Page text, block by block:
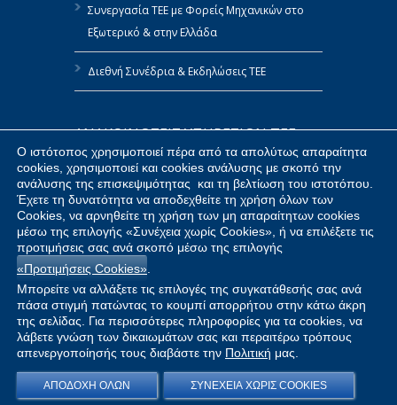
Συνεργασία ΤΕΕ με Φορείς Μηχανικών στο
Εξωτερικό & στην Ελλάδα
Διεθνή Συνέδρια & Εκδηλώσεις ΤΕΕ
ΑΝΑΚΟΙΝΩΣΕΙΣ ΥΠΗΡΕΣΙΩΝ ΤΕΕ
Πολιτική Αναφορών του ΤΕΕ
Δημοσίευση Στοιχείων ΤΕΕ κατ’ Εφαρμογή
του Ν.4070/2012
Προμήθειες ΤΕΕ
Copyright © 2026 |Προσωπικά Δεδομένα|
Προσβασιμότητας
Πράξη Ψηφιακών
Υπηρεσιών| Τεχνικό Επιμελητήριο Ελλάδος
Ο ιστότοπος χρησιμοποιεί πέρα από τα απολύτως απαραίτητα
cookies, χρησιμοποιεί και cookies ανάλυσης με σκοπό την
ανάλυσης της επισκεψιμότητας και τη βελτίωση του ιστοτόπου.
Έχετε τη δυνατότητα να αποδεχθείτε τη χρήση όλων των
Cookies, να αρνηθείτε τη χρήση των μη απαραίτητων cookies
μέσω της επιλογής «Συνέχεια χωρίς Cookies», ή να επιλέξετε τις
προτιμήσεις σας ανά σκοπό μέσω της επιλογής
«Προτιμήσεις Cookies»
Μπορείτε να αλλάξετε τις επιλογές της συγκατάθεσής σας ανά
πάσα στιγμή πατώντας το κουμπί απορρήτου στην κάτω άκρη
της σελίδας. Για περισσότερες πληροφορίες για τα cookies, να
λάβετε γνώση των δικαιωμάτων σας και περαιτέρω τρόπους
απενεργοποίησής τους διαβάστε την Πολιτική μας.
ΑΠΟΔΟΧΗ ΟΛΩΝ ΣΥΝΕΧΕΙΑ ΧΩΡΙΣ COOKIES